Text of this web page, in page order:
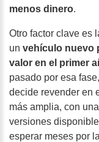
menos dinero.
Otro factor clave es
un vehículo nuevo
valor en el primer
pasado por esa
decide revender en
más amplia, con
versiones
esperar meses por